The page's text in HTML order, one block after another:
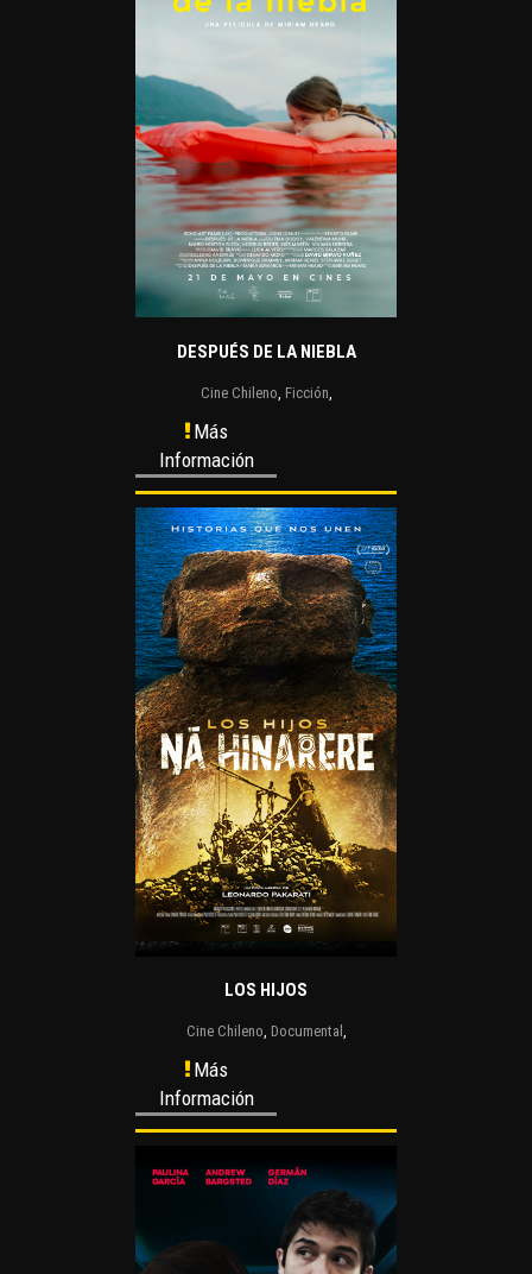
DESPUÉS DE LA NIEBLA
Cine Chileno, Ficción,
Más
Información
LOS HIJOS
Cine Chileno, Documental ,
Más
Información